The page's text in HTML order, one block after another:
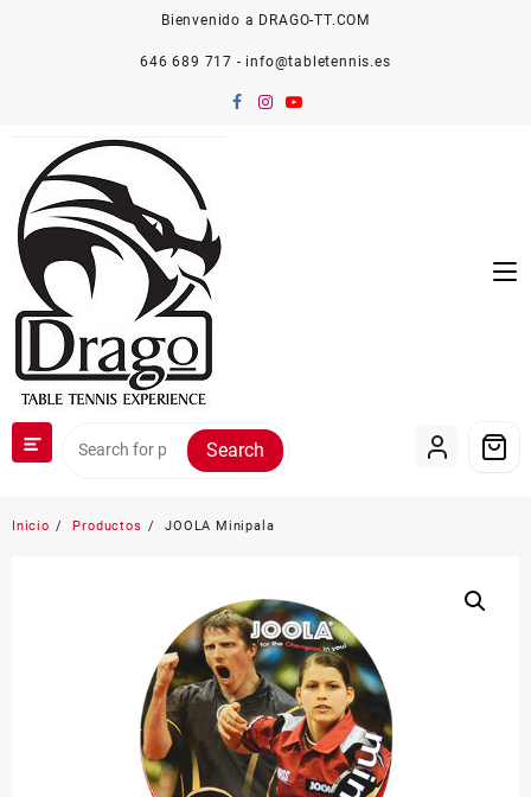
Bienvenido a DRAGO-TT.COM
646 689 717 - info@tabletennis.es
Search
Inicio Productos JOOLA Minipala